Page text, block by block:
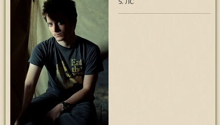
5. ЛС